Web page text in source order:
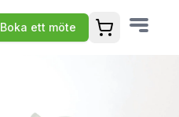
Boka ett möte